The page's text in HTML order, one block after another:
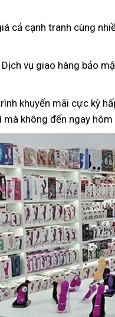
cả cạnh tranh cùng
Dịch vụ giao hàng bảo
khuyến mãi cực kỳ
không đến ngay hôm